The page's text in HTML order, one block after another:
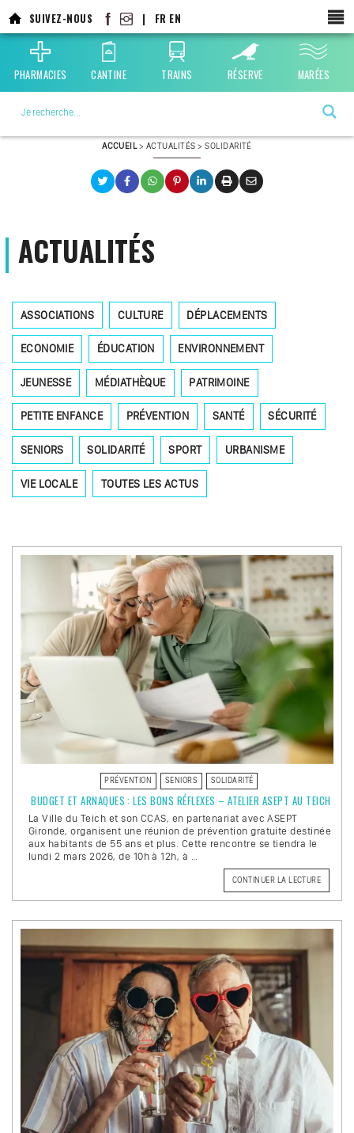
Aller
au
contenu
principal
SUIVEZ-NOUS | FR EN
PHARMACIES CANTINE TRAINS RÉSERVE MARÉES
ACCUEIL> ACTUALITÉS >SOLIDARITÉ
ACTUALITÉS
ASSOCIATIONS CULTURE DÉPLACEMENTS
ECONOMIE ÉDUCATION ENVIRONNEMENT
JEUNESSE MÉDIATHÈQUE PATRIMOINE
PETITE ENFANCE PRÉVENTION SANTÉ SÉCURITÉ
SENIORS SOLIDARITÉ SPORT URBANISME
VIE LOCALE TOUTES LES ACTUS
PRÉVENTION SENIORS SOLIDARITÉ
BUDGET ET ARNAQUES : LES BONS RÉFLEXES – ATELIER ASEPT AU TEICH
La Ville du Teich et son CCAS, en partenariat avec ASEPT
Gironde, organisent une réunion de prévention gratuite destinée
aux habitants de 55 ans et plus. Cette rencontre se tiendra le
lundi 2 mars 2026, de 10h à 12h, à …
CONTINUER LA LECTURE
«
ET
:
LES